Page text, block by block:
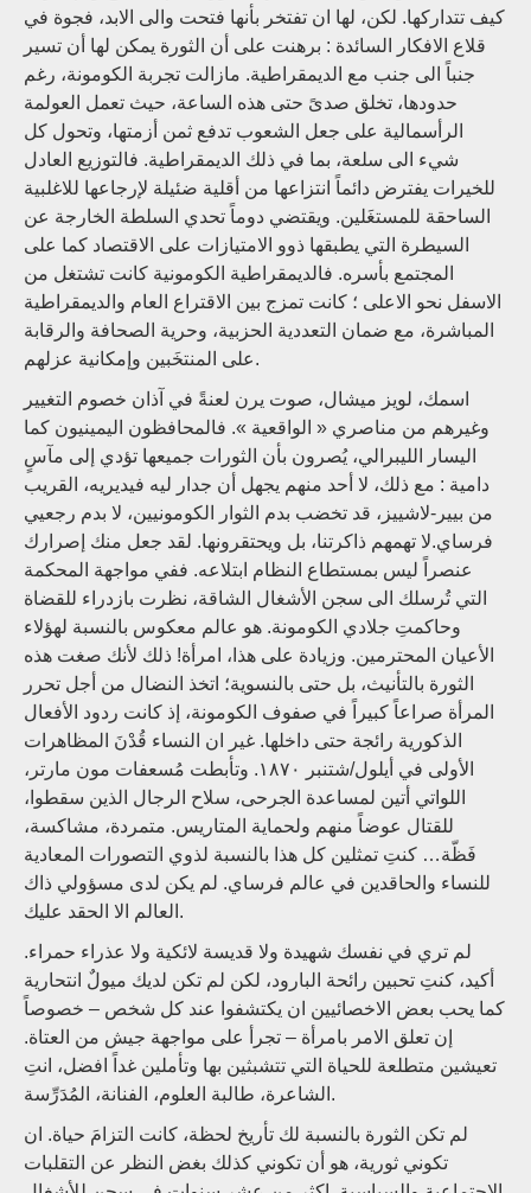
كيف تتداركها. لكن، لها ان تفتخر بأنها فتحت والى الابد، فجوة في
قلاع الافكار السائدة : برهنت على أن الثورة يمكن لها أن تسير
جنباً الى جنب مع الديمقراطية. مازالت تجربة الكومونة، رغم
حدودها، تخلق صدىً حتى هذه الساعة، حيث تعمل العولمة
الرأسمالية على جعل الشعوب تدفع ثمن أزمتها، وتحول كل
شيء الى سلعة، بما في ذلك الديمقراطية. فالتوزيع العادل
للخيرات يفترض دائماً انتزاعها من أقلية ضئيلة لإرجاعها للاغلبية
الساحقة للمستغَلين. ويقتضي دوماً تحدي السلطة الخارجة عن
السيطرة التي يطبقها ذوو الامتيازات على الاقتصاد كما على
المجتمع بأسره. فالديمقراطية الكومونية كانت تشتغل من
الاسفل نحو الاعلى ؛ كانت تمزج بين الاقتراع العام والديمقراطية
المباشرة، مع ضمان التعددية الحزبية، وحرية الصحافة والرقابة
على المنتخَبين وإمكانية عزلهم.
اسمك، لويز ميشال، صوت يرن لعنةً في آذان خصوم التغيير
وغيرهم من مناصري « الواقعية ». فالمحافظون اليمينيون كما
اليسار الليبرالي، يُصرون بأن الثورات جميعها تؤدي إلى مآسٍ
دامية : مع ذلك، لا أحد منهم يجهل أن جدار ليه فيديريه، القريب
من بيير-لاشييز، قد تخضب بدم الثوار الكومونيين، لا بدم رجعيي
فرساي.لا تهمهم ذاكرتنا، بل ويحتقرونها. لقد جعل منك إصرارك
عنصراً ليس بمستطاع النظام ابتلاعه. ففي مواجهة المحكمة
التي تُرسلك الى سجن الأشغال الشاقة، نظرت بازدراء للقضاة
وحاكمتِ جلادي الكومونة. هو عالم معكوس بالنسبة لهؤلاء
الأعيان المحترمين. وزيادة على هذا، امرأة! ذلك لأنك صغت هذه
الثورة بالتأنيث، بل حتى بالنسوية؛ اتخذ النضال من أجل تحرر
المرأة صراعاً كبيراً في صفوف الكومونة، إذ كانت ردود الأفعال
الذكورية رائجة حتى داخلها. غير ان النساء قُدْنَ المظاهرات
الأولى في أيلول/شتنبر ١٨٧٠. وتأبطت مُسعفات مون مارتر،
اللواتي أتين لمساعدة الجرحى، سلاح الرجال الذين سقطوا،
للقتال عوضاً منهم ولحماية المتاريس. متمردة، مشاكسة،
فَظّة… كنتِ تمثلين كل هذا بالنسبة لذوي التصورات المعادية
للنساء والحاقدين في عالم فرساي. لم يكن لدى مسؤولي ذاك
العالم الا الحقد عليك.
لم تري في نفسك شهيدة ولا قديسة لائكية ولا عذراء حمراء.
أكيد، كنتِ تحبين رائحة البارود، لكن لم تكن لديك ميولٌ انتحارية
كما يحب بعض الاخصائيين ان يكتشفوا عند كل شخص – خصوصاً
إن تعلق الامر بامرأة – تجرأ على مواجهة جيش من العتاة.
تعيشين متطلعة للحياة التي تتشبثين بها وتأملين غداً افضل، انتِ
الشاعرة، طالبة العلوم، الفنانة، المُدَرِّسة.
لم تكن الثورة بالنسبة لك تأريخ لحظة، كانت التزامَ حياة. ان
تكوني ثورية، هو أن تكوني كذلك بغض النظر عن التقلبات